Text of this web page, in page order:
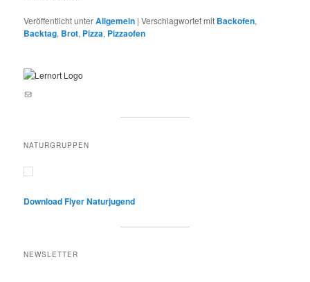
Veröffentlicht unterAllgemein |Verschlagwortet mit Backofen,
Backtag, Brot, Pizza, Pizzaofen
E-Mail an lernortnatur@yahoo.de
NATURGRUPPEN
Download Flyer Naturjugend
NEWSLETTER